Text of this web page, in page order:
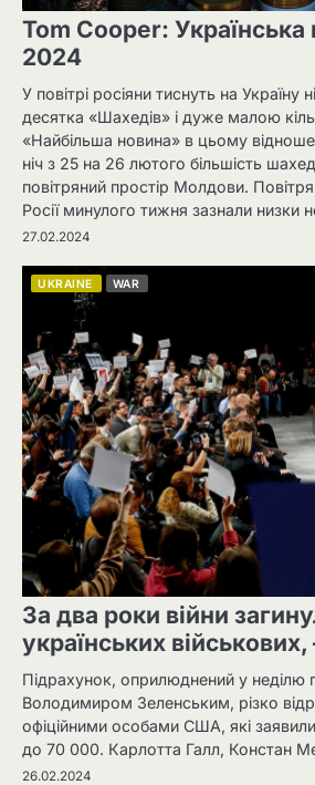
Tom Cooper: Українська
2024
У повітрі росіяни тиснуть на Україну
десятка «Шахедів» і дуже малою
«Найбільша новина» в цьому
ніч з 25 на 26 лютого більшість
повітряний простір Молдови.
Росії минулого тижня зазнали низки
27.02.2024
UKRAINE WAR
За два роки війни
українських
Підрахунок, оприлюднений у неділю
Володимиром Зеленським, різко
офіційними особами США, які
до 70 000. Карлотта Галл, Констан
26.02.2024